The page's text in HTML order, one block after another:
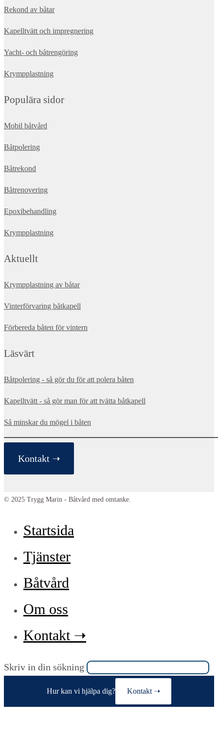
Rekond av båtar
Kapelltvätt och impregnering
Yacht- och båtrengöring
Krympplastning
Populära sidor
Mobil båtvård
Båtpolering
Båtrekond
Båtrenovering
Epoxibehandling
Krympplastning
Aktuellt
Krympplastning av båtar
Vinterförvaring båtkapell
Förbereda båten för vintern
Läsvärt
Båtpolering - så gör du för att polera båten
Kapelltvätt - så gör man för att tvätta båtkapell
Så minskar du mögel i båten
Kontakt ➝
© 2025 Trygg Marin - Båtvård med omtanke.
Startsida
Tjänster
Båtvård
Om oss
Kontakt ➝
Sök
Skriv in din sökning
Hur kan vi hjälpa dig? Kontakt ➝